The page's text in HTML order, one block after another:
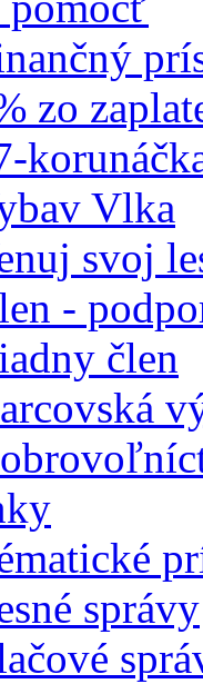
zo
Vlka
svoj
-
člen
správy